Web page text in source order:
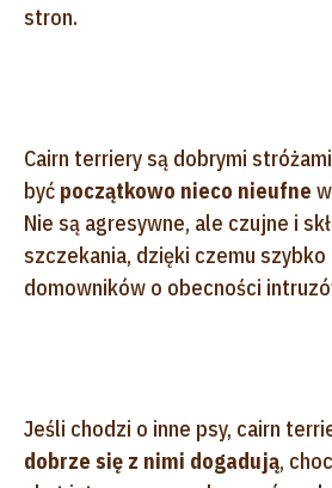
stron.
Cairn terriery są dobrymi
być początkowo nieco nieufne
Nie są agresywne, ale czujne i
szczekania, dzięki czemu
domowników o obecności
Jeśli chodzi o inne psy, cairn
dobrze się z nimi dogadują,